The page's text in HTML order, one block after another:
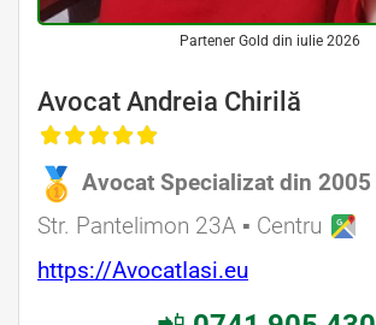
Partener Gold din iulie 2026
Avocat Andreia Chirilă
Avocat Specializat din 2005
Str. Pantelimon 23A ▪ Centru
https://AvocatIasi.eu